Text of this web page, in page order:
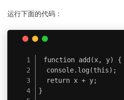
运行下面的代码：
function add(x, y) {
  console.log(this);
  return x + y;
}